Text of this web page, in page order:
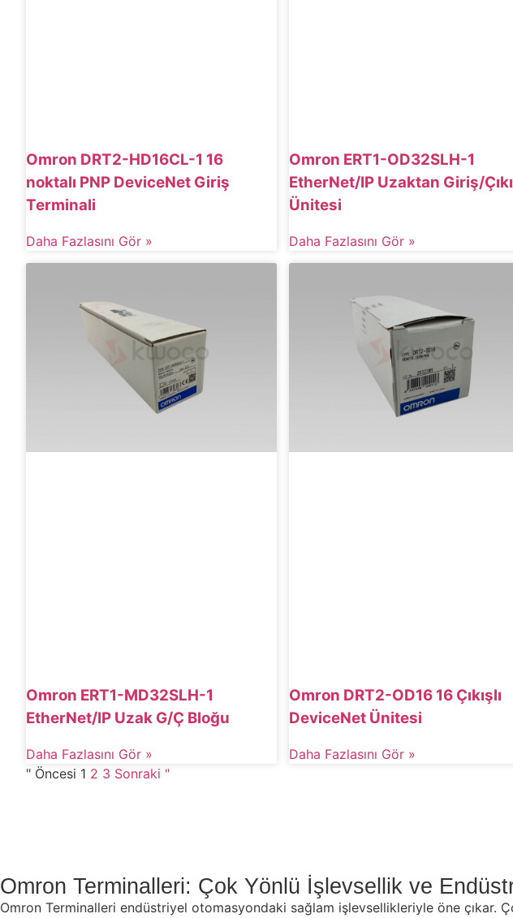
Omron DRT2-HD16CL-1 16
noktalı PNP DeviceNet Giriş
Terminali
Daha Fazlasını Gör »
Omron ERT1-OD32SLH-1
EtherNet/IP Uzaktan Giriş/
Ünitesi
Daha Fazlasını Gör »
Omron ERT1-MD32SLH-1
EtherNet/IP Uzak G/Ç Bloğu
Daha Fazlasını Gör »
Omron DRT2-OD16 16 Çıkışlı
DeviceNet Ünitesi
Daha Fazlasını Gör »
" Öncesi 1 2 3 Sonraki "
Omron Terminalleri: Çok Yönlü İşlevsellik ve
Omron Terminalleri endüstriyel otomasyondaki sağlam işlevsellikleriyle öne